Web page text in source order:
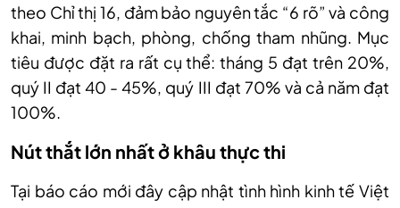
theo Chỉ thị 16, đảm bảo nguyên tắc “6 rõ” và công
khai, minh bạch, phòng, chống tham nhũng. Mục
tiêu được đặt ra rất cụ thể: tháng 5 đạt trên 20%,
quý II đạt 40 - 45%, quý III đạt 70% và cả năm đạt
100%.
Nút thắt lớn nhất ở khâu thực thi
Tại báo cáo mới đây cập nhật tình hình kinh tế Việt